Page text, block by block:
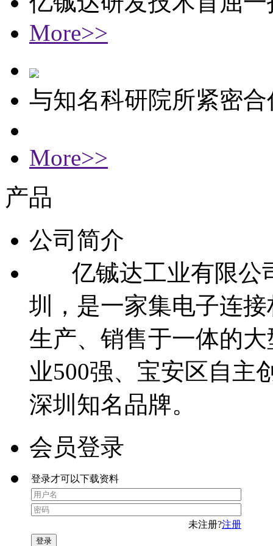
More>>
与知名科研院所紧密合
More>>
产品
公司简介
亿铖达工业有限公
圳，是一家集电子连
生产、销售于一体的
业500强、宝安区自主
深圳知名品牌。
会员登录
登录才可以下载资料
未注册?注册